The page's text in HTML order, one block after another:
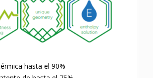
hasta el 90%